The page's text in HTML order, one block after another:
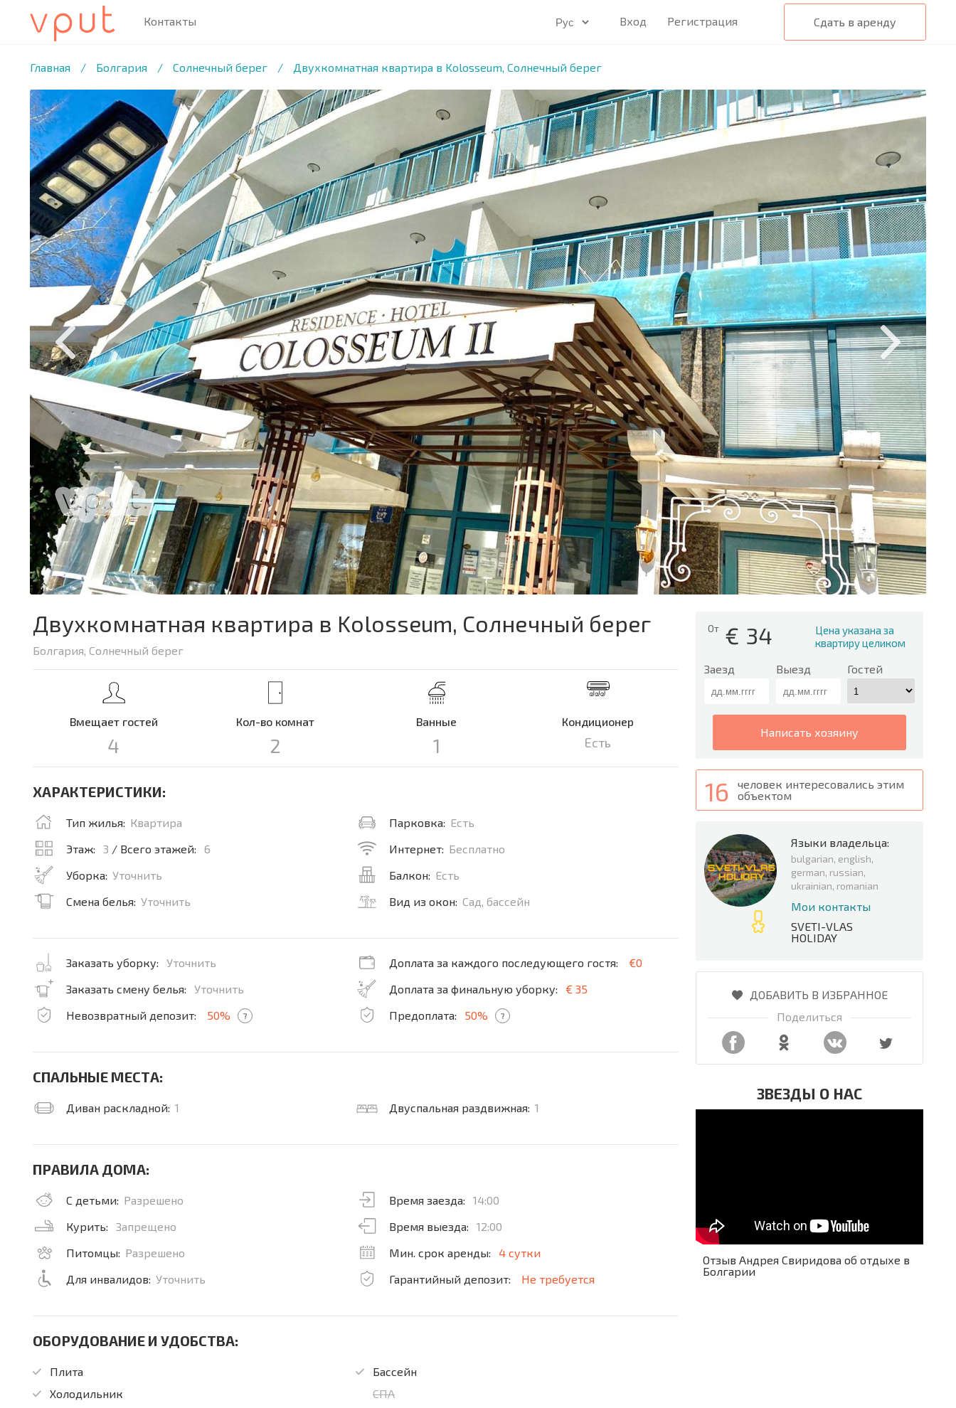
Сдать в аренду
Вход Регистрация
Контакты
Главная / Болгария / Солнечный берег / Двухкомнатная квартира в Kolosseum, Солнечный берег
1 /23 ФОТО
От € 34
Цена указана за
квартиру целиком
Заезд Выезд Гостей
написать хозяину
16
человек интересовались этим
объектом
Языки владельца:
bulgarian, english,
german, russian,
ukrainian, romanian
Мои контакты
SVETI-VLAS
HOLIDAY
ДОБАВИТЬ В ИЗБРАННОЕ
Поделиться
ЗВЕЗДЫ О НАС
Отзыв Андрея Свиридова об отдыхе в
Болгарии
Двухкомнатная квартира в Kolosseum, Солнечный берег
Болгария, Солнечный берег
Вмещает гостей
4
Кол-во комнат
2
Ванные
1
Кондиционер
Есть
ХАРАКТЕРИСТИКИ:
Тип жилья: Квартира
Этаж:
3 / Всего этажей:
6
Уборка: Уточнить
Смена белья: Уточнить
Парковка: Есть
Интернет: Бесплатно
Балкон: Есть
Вид из окон: Сад, бассейн
Заказать уборку:
Уточнить
Заказать смену белья:
Уточнить
Невозвратный депозит:
50% ?
Доплата за каждого последующего гостя:
€0
Доплата за финальную уборку:
€ 35
Предоплата:
50% ?
СПАЛЬНЫЕ МЕСТА:
Диван раскладной: 1 Двуспальная раздвижная: 1
ПРАВИЛА ДОМА:
С детьми: Разрешено
Курить:
Запрещено
Питомцы: Разрешено
Для инвалидов: Уточнить
Время заезда:
14:00
Время выезда:
12:00
Мин. срок аренды:
4 сутки
Гарантийный депозит:
Не требуется
ОБОРУДОВАНИЕ И УДОБСТВА:
Плита
Холодильник
Бассейн
СПА